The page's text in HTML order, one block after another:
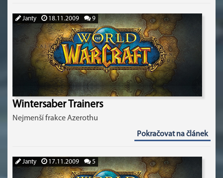
Janty 18.11.2009 9
Wintersaber Trainers
Nejmenší frakce Azerothu
Pokračovat na článek
Janty 17.11.2009 5